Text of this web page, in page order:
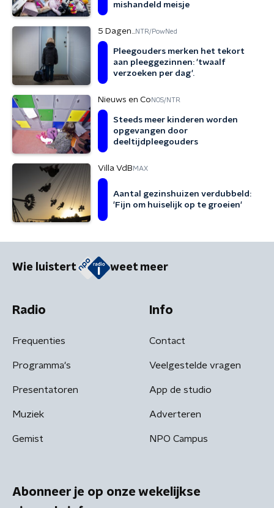
mishandeld meisje
5 Dagen...NTR/PowNed
Pleegouders merken het tekort
aan pleeggezinnen: 'twaalf
verzoeken per dag'.
Nieuws en Co NOS/NTR
Steeds meer kinderen worden
opgevangen door
deeltijdpleegouders
Villa VdB MAX
Aantal gezinshuizen verdubbeld:
'Fijn om huiselijk op te groeien'
Wie luistert weet meer
Radio
Frequenties
Programma's
Presentatoren
Muziek
Gemist
Info
Contact
Veelgestelde vragen
App de studio
Adverteren
NPO Campus
Abonneer je op onze wekelijkse